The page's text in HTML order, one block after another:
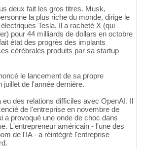
deux fait les gros titres. Musk,
la plus riche du monde, dirige le
Tesla. Il a racheté X (qui
pour 44 milliards de dollars en octobre
état des progrès des implants
cérébrales produits par sa startup
le lancement de sa propre
de l'année dernière.
eu des relations difficiles avec OpenAI. Il
de l'entreprise en novembre de
a provoqué une onde de choc dans
L'entrepreneur américain - l'une des
de l'IA - a réintégré l'entreprise